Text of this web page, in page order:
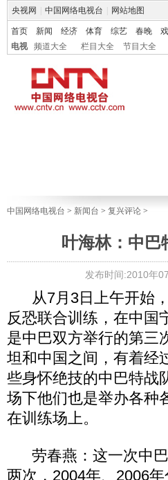
央视网 中国网络电视台 网站地图
首页 新闻 经济 体育 综艺 春晚
电视
频道大全 栏目大全 节目大全
中国网络电视台 > 新闻台 > 复兴评论 >
叶海林：中
发布时间:2010年
从7月3日上午开始
反恐联合训练，在中国
是中巴双方举行的第三
坦和中国之间，有着经
些身怀绝技的中巴特战
场下他们也是举办各种
在训练场上。
劳春燕：这一次中巴
两次，2004年、2006